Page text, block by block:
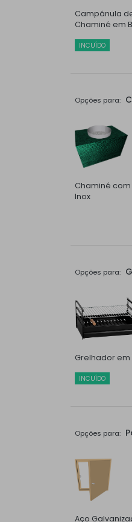
Campânula
Chaminé em
INCUÍDO
Opções para:
Chaminé
Inox
Opções para:
Grelhador em
INCUÍDO
Opções para:
Aço